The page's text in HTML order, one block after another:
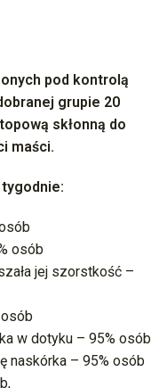
pod kontrolą
grupie 20
skłonną do
maści.
osób
jej szorstkość –
w dotyku – 95% osób
naskórka – 95% osób